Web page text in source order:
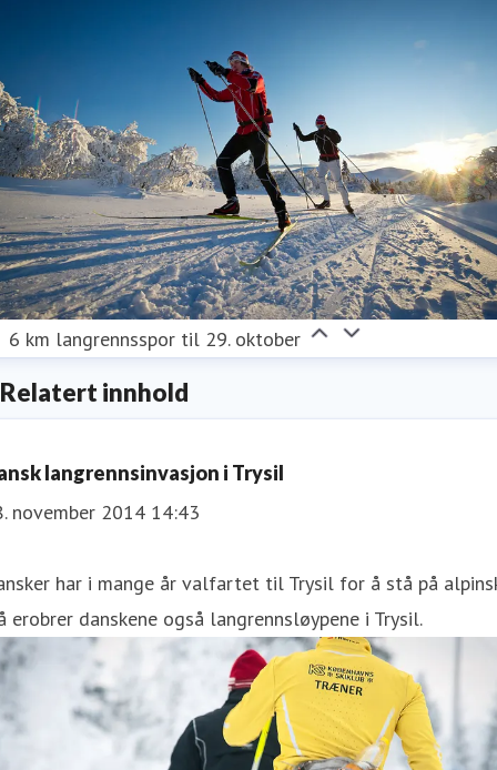
6 km langrennsspor til 29. oktober
Relatert innhold
langrennsinvasjon i Trysil
november 2014 14:43
har i mange år valfartet til Trysil for å stå på
erobrer danskene også langrennsløypene i Trysil.